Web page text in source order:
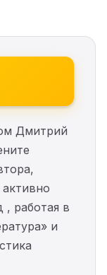
Дмитрий
, работая в
и